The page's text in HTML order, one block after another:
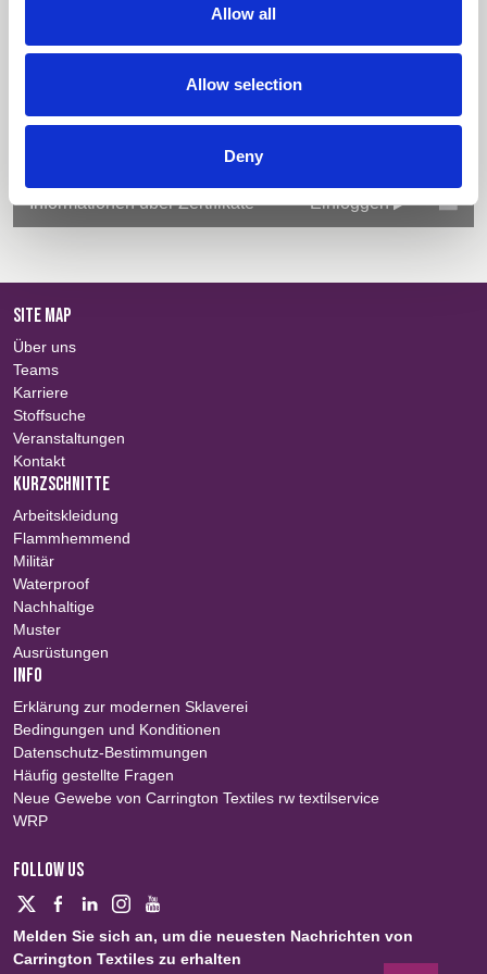
Allow all
Allow selection
Deny
Stoffzusammenfassung Einloggen
Informationen über Zertifikate Einloggen
SITE MAP
Über uns
Teams
Karriere
Stoffsuche
Veranstaltungen
Kontakt
KURZSCHNITTE
Arbeitskleidung
Flammhemmend
Militär
Waterproof
Nachhaltige
Muster
Ausrüstungen
INFO
Erklärung zur modernen Sklaverei
Bedingungen und Konditionen
Datenschutz-Bestimmungen
Häufig gestellte Fragen
Neue Gewebe von Carrington Textiles rw textilservice
WRP
FOLLOW US
Melden Sie sich an, um die neuesten Nachrichten von
Carrington Textiles zu erhalten